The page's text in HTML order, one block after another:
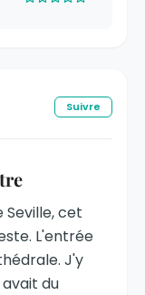
Suivre
cet
L'entrée
J'y
du